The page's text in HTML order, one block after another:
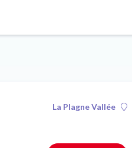
La Plagne Vallée